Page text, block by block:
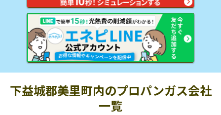
下益城郡美里町内のプロパンガス会社
一覧